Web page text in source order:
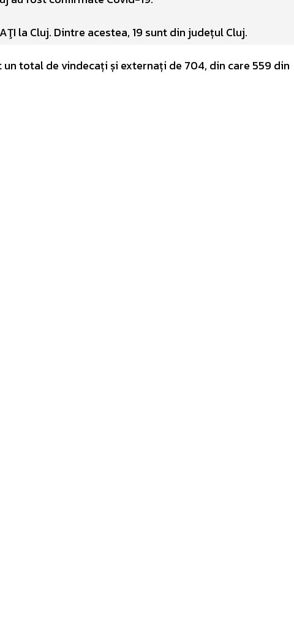
la Cluj. Dintre acestea, 19 sunt din județul Cluj.
total de vindecați și externați de 704, din care 559 din